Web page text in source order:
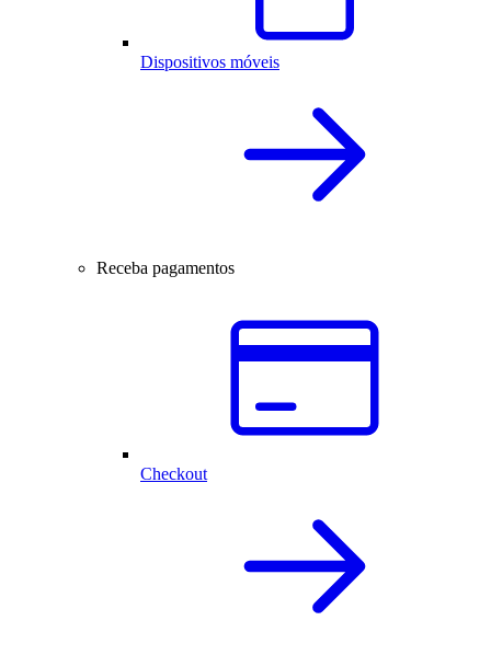
Dispositivos móveis
Receba pagamentos
Checkout